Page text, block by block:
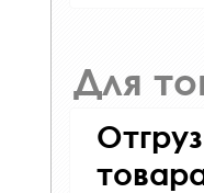
Для